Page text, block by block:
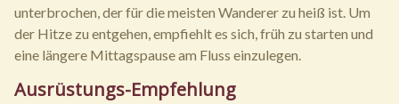
unterbrochen, der für die meisten Wanderer zu heiß ist. Um
der Hitze zu entgehen, empfiehlt es sich, früh zu starten und
eine längere Mittagspause am Fluss einzulegen.
Ausrüstungs-Empfehlung